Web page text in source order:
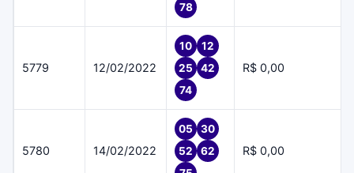
78
5779 12/02/2022
10
12
25
42
74
R$ 0,00
5780 14/02/2022
05
30
52
62
R$ 0,00